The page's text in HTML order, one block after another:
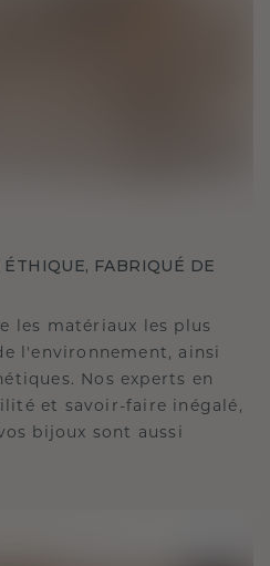
FABRIQUÉ DE
les matériaux les plus
l'environnement, ainsi
Nos experts en
et savoir-faire inégalé,
bijoux sont aussi